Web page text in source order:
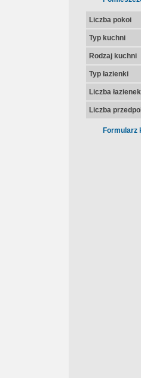
Liczba pokoi
Typ kuchni
Rodzaj kuchni
Typ łazienki
Liczba łazienek
Liczba
Formularz